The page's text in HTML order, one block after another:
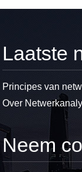
Laatste
Principes van
Over
Neem